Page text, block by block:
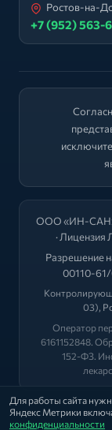
Для работы сайта
Яндекс Метрики
конфиденциальности
Ростов-на-
+7 (952) 563-
ООО «ИН-САН»
· Лицензия
Разрешение
00110-61/
03),
Оператор
6161152848.
152-ФЗ.